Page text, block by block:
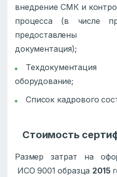
внедрение СМК и
процесса (в числе
предоставлены
документация);
оборудование;
Список кадрового
Стоимость
Размер затрат на
ИСО 9001 образца 2015